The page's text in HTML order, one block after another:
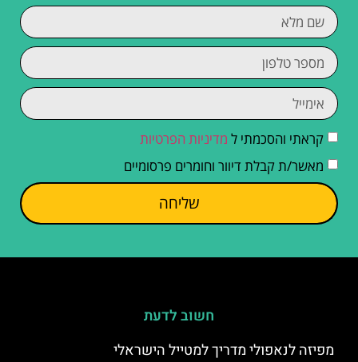
קראתי והסכמתי ל מדיניות הפרטיות
מאשר/ת קבלת דיוור וחומרים פרסומיים
שליחה
חשוב לדעת
מפיזה לנאפולי מדריך למטייל הישראלי